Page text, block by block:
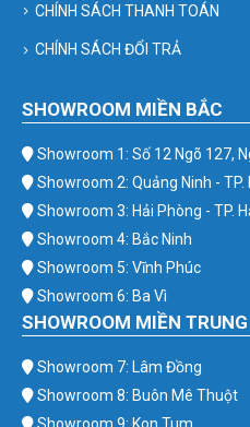
CHÍNH SÁCH THANH TOÁN
CHÍNH SÁCH ĐỔI TRẢ
SHOWROOM MIỀN BẮC
Showroom 1: Số 12 Ngõ 127,
Showroom 2: Quảng Ninh - TP.
Showroom 3: Hải Phòng - TP.
Showroom 4: Bắc Ninh
Showroom 5: Vĩnh Phúc
Showroom 6: Ba Vì
SHOWROOM MIỀN TRUNG
Showroom 7: Lâm Đồng
Showroom 8: Buôn Mê Thuột